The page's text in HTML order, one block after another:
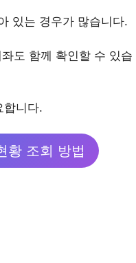
있는 경우가 많습니다.
도 함께 확인할 수 있습
합니다.
황 조회 방법